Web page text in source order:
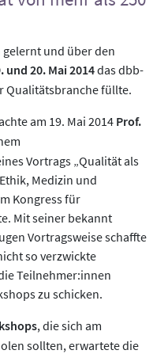
und über den
und 20. Mai 2014das dbb-
Qualitätsbranche füllte.
am 19. Mai 2014 Prof.
Vortrags „Qualität als
Medizin und
Kongress für
Mit seiner bekannt
Vortragsweise schaffte
so verzwickte
Teilnehmer:innen
zu schicken.
, die sich am
sollten, erwartete die